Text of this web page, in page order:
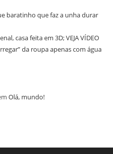
baratinho que faz a unha durar
casa feita em 3D; VEJA VÍDEO
da roupa apenas com água
Olá, mundo!